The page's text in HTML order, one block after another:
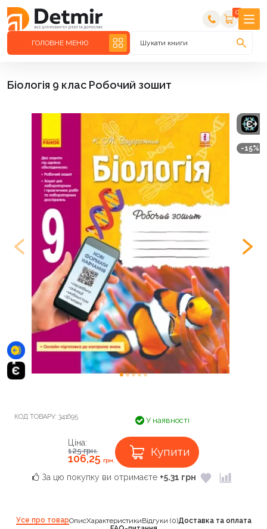
0
ГОЛОВНЕ МЕНЮ Шукати книги
Біологія 9 клас Робочий зошит
-15%
КОД ТОВАРУ: 341695 У наявності
Ціна:
125грн.
106,25 грн.
Купити
За цю покупку ви отримаєте +5.31 грн
Усе про товарОписХарактеристикиВідгуки (0)Доставка та оплата